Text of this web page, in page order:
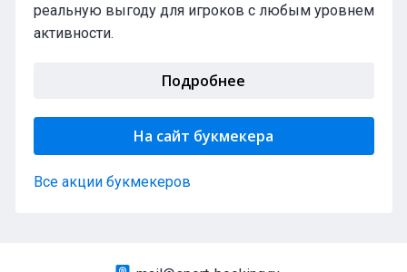
реальную выгоду для игроков с любым уровнем
активности.
Подробнее
На сайт букмекера
Все акции букмекеров